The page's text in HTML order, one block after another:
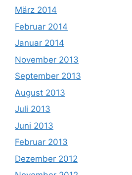
März 2014
Februar 2014
Januar 2014
November 2013
September 2013
August 2013
Juli 2013
Juni 2013
Februar 2013
Dezember 2012